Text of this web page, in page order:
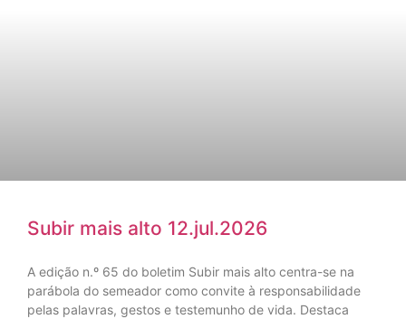
Subir mais alto 12.jul.2026
A edição n.º 65 do boletim Subir mais alto centra-se na
parábola do semeador como convite à responsabilidade
pelas palavras, gestos e testemunho de vida. Destaca